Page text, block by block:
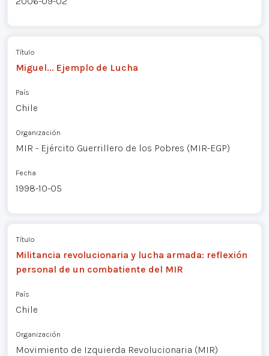
Título
Miguel... Ejemplo de Lucha
País
Chile
Organización
MIR - Ejército Guerrillero de los Pobres (MIR-EGP)
Fecha
1998-10-05
Título
Militancia revolucionaria y lucha armada: reflexión
personal de un combatiente del MIR
País
Chile
Organización
Movimiento de Izquierda Revolucionaria (MIR)